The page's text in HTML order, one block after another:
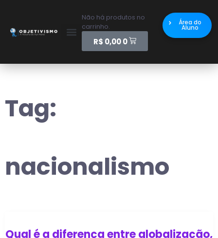
Não há produtos no
carrinho.
R$ 0,00 0
Área do
Aluno
Tag:
nacionalismo
Qual é a diferença entre globalização,